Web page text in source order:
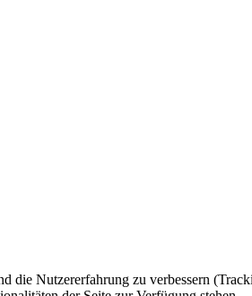
die Nutzererfahrung zu verbessern